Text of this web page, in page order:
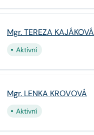
Mgr. TEREZA KAJÁKOVÁ
Aktivní
Mgr. LENKA KROVOVÁ
Aktivní